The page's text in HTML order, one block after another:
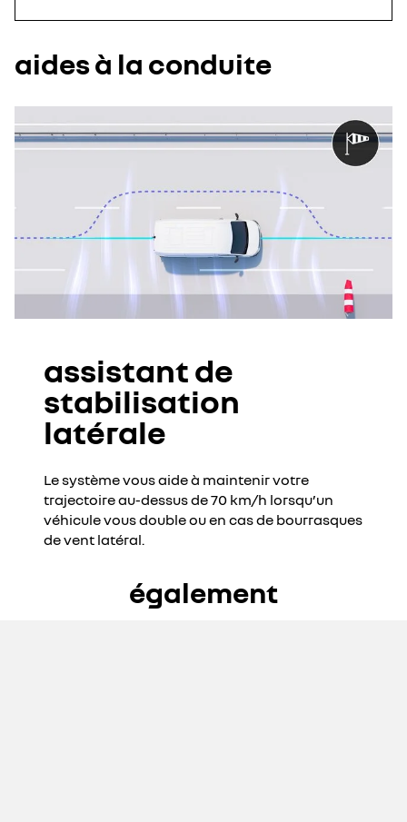
aides à la conduite
assistant de
stabilisation
latérale
Le système vous aide à maintenir votre
trajectoire au-dessus de 70 km/h lorsqu’un
véhicule vous double ou en cas de bourrasques
de vent latéral.
également